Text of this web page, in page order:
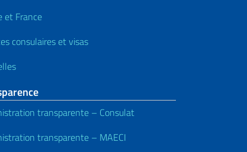
et France
consulaires et visas
transparente – Consulat
transparente – MAECI